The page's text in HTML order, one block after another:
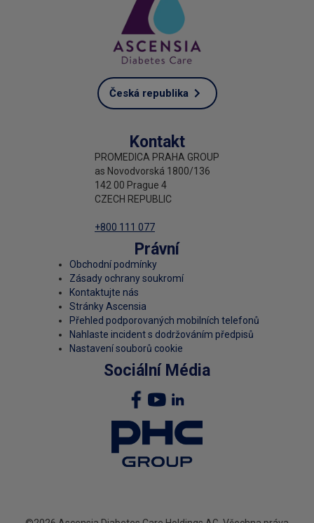
Česká republika
Kontakt
PROMEDICA PRAHA GROUP
as Novodvorská 1800/136
142 00 Prague 4
CZECH REPUBLIC
+800 111 077
Právní
Obchodní podmínky
Zásady ochrany soukromí
Kontaktujte nás
Stránky Ascensia
Přehled podporovaných mobilních telefonů
Nahlaste incident s dodržováním předpisů
Nastavení souborů cookie
Sociální Média